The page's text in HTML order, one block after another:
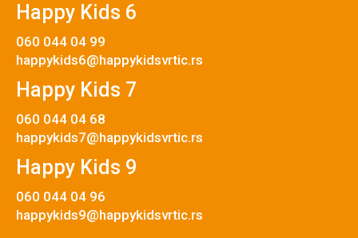
Happy Kids 6
060 044 04 99
happykids6@happykidsvrtic.rs
Happy Kids 7
060 044 04 68
happykids7@happykidsvrtic.rs
Happy Kids 9
060 044 04 96
happykids9@happykidsvrtic.rs